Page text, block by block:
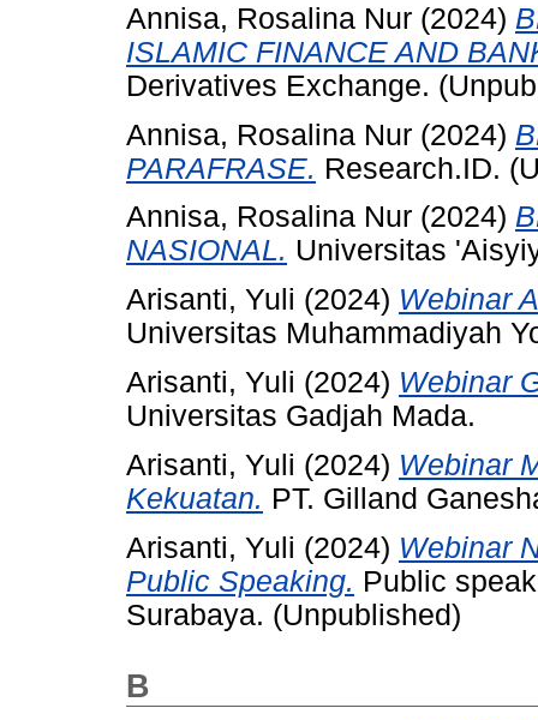
Annisa, Rosalina Nur (2024)
ISLAMIC FINANCE AND
Derivatives Exchange.
Annisa, Rosalina Nur (2024)
PARAFRASE. Research.ID.
Annisa, Rosalina Nur (2024)
NASIONAL. Universitas
Arisanti, Yuli (2024) Webinar
Universitas Muhammadiyah
Arisanti, Yuli (2024) Webinar
Universitas Gadjah Mada.
Arisanti, Yuli (2024) Webinar
Kekuatan. PT. Gilland
Arisanti, Yuli (2024) Webinar
Public Speaking. Public
Surabaya. (Unpublished)
B